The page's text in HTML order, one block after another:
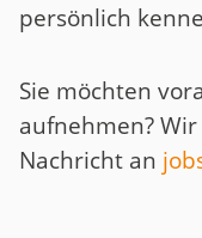
persönlich
Sie möchten
aufnehmen?
Nachricht an